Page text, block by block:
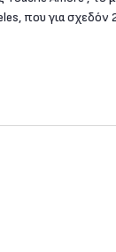
που για σχεδόν